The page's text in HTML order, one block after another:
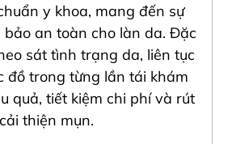
y khoa, mang đến sự
an toàn cho làn da. Đặc
sát tình trạng da, liên tục
đồ trong từng lần tái khám
quả, tiết kiệm chi phí và rút
thiện mụn.